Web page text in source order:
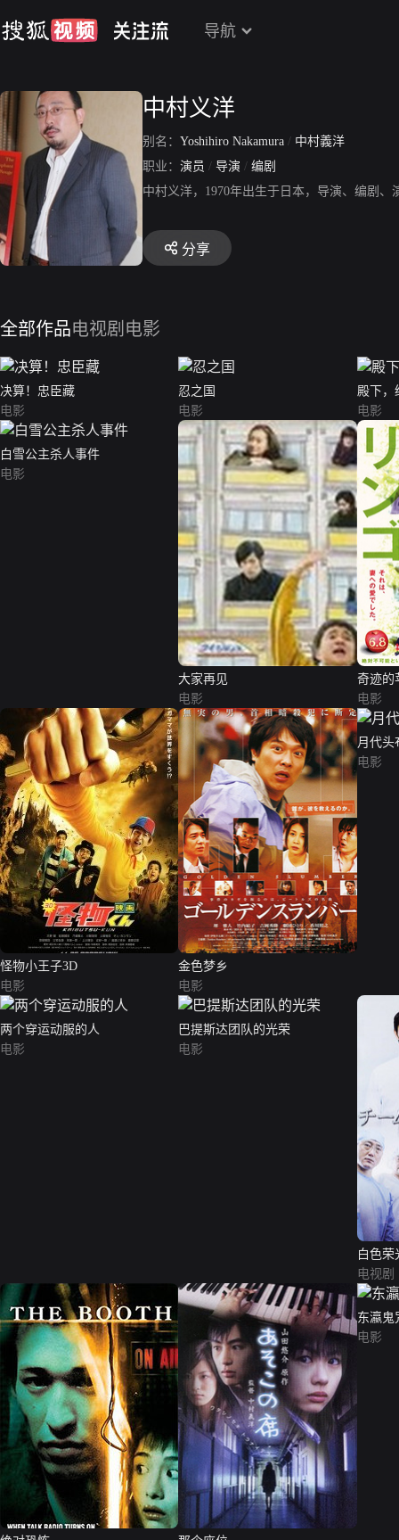
导航
中村义洋
别名： Yoshihiro Nakamura / 中村義洋
职业： 演员 / 导演 / 编剧
中村义洋，1970年出生于日本，导演、编剧
分享
全部作品电视剧 电影
决算！忠臣藏
电影
忍之国
电影
殿下，
电影
白雪公主杀人事件
电影
大家再见
电影
奇迹的
电影
怪物小王子3D
电影
金色梦乡
电影
月代头
电影
两个穿运动服的人
电影
巴提斯达团队的光荣
电影
白色荣
电视剧
东瀛鬼
电影